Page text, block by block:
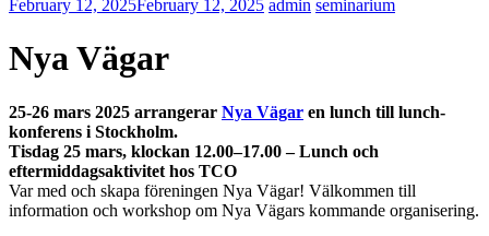
February 12, 2025February 12, 2025 admin seminarium
Nya Vägar
25-26 mars 2025 arrangerar Nya Vägar en lunch till lunch-
konferens i Stockholm.
Tisdag 25 mars, klockan 12.00–17.00 – Lunch och
eftermiddagsaktivitet hos TCO
Var med och skapa föreningen Nya Vägar! Välkommen till
information och workshop om Nya Vägars kommande organisering.